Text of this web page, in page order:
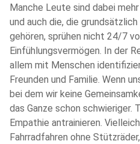
Manche Leute sind dabei
und auch die, die
gehören, sprühen nicht 24/7
Einfühlungsvermögen. In der
allem mit Menschen
Freunden und Familie. Wenn
bei dem wir keine
das Ganze schon schwieriger.
Empathie antrainieren.
Fahrradfahren ohne